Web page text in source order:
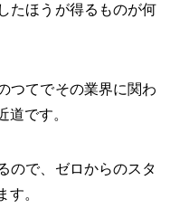
たほうが得るものが何
つてでその業界に関わ
道です。
ので、ゼロからのスタ
す。